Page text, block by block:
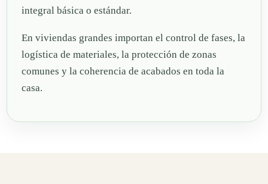
integral básica o estándar.
En viviendas grandes importan el control de fases, la
logística de materiales, la protección de zonas
comunes y la coherencia de acabados en toda la
casa.